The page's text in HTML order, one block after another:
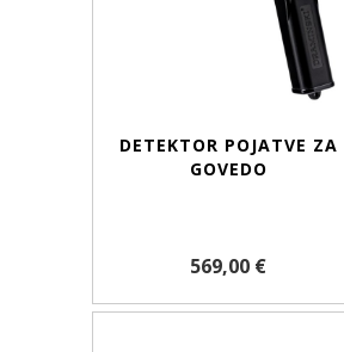
DETEKTOR POJATVE ZA
GOVEDO
569,00 €